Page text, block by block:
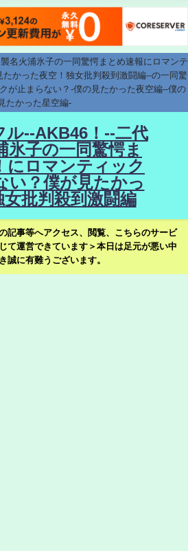
名火浦氷子の一同驚愕まとめ速報にロマンテ
たかった夜空！独女批判殺到激闘編--の一同驚
が止まらない？-僕の見たかった夜空編--僕の
たかった星空編-
ル--AKB46！--二代
氷子の一同驚愕ま
にロマンティック
い？僕が見たかっ
女批判殺到激闘編
記事等へアクセス、閲覧、こちらのサービ
て運営できています＞本日は足元が悪い中
誠に有難うございます。